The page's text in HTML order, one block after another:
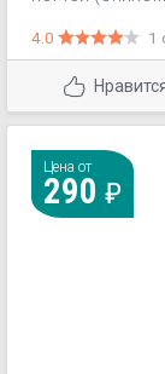
violaceum),
туловища и
4.0 1
Цена от
290